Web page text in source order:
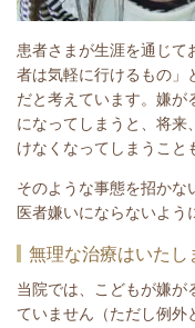
患者さまが生涯を通じて
者は気軽に行けるもの」
だと考えています。嫌が
になってしまうと、将来
けなくなってしまうこと
そのような事態を招かな
医者嫌いにならないよう
無理な治療はいたし
当院では、こどもが嫌が
ていません（ただし例外